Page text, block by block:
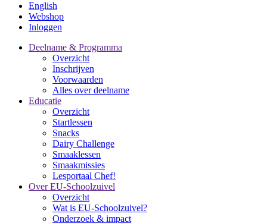
English
Webshop
Inloggen
Deelname & Programma
Overzicht
Inschrijven
Voorwaarden
Alles over deelname
Educatie
Overzicht
Startlessen
Snacks
Dairy Challenge
Smaaklessen
Smaakmissies
Lesportaal Chef!
Over EU-Schoolzuivel
Overzicht
Wat is EU-Schoolzuivel?
Onderzoek & impact